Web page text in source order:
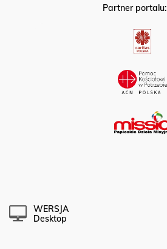
Partner portalu:
WERSJA
Desktop